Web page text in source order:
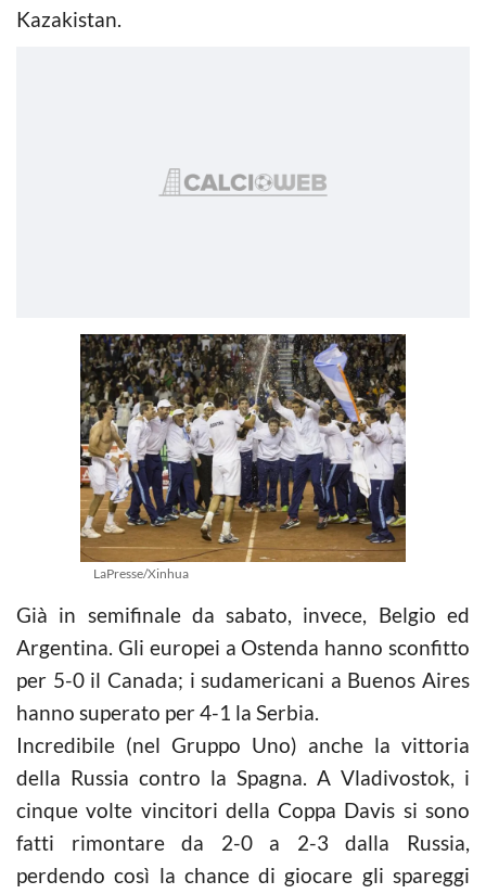
Kazakistan.
LaPresse/Xinhua
Già in semifinale da sabato, invece, Belgio ed
Argentina. Gli europei a Ostenda hanno sconfitto
per 5-0 il Canada; i sudamericani a Buenos Aires
hanno superato per 4-1 la Serbia.
Incredibile (nel Gruppo Uno) anche la vittoria
della Russia contro la Spagna. A Vladivostok, i
cinque volte vincitori della Coppa Davis si sono
fatti rimontare da 2-0 a 2-3 dalla Russia,
perdendo così la chance di giocare gli spareggi